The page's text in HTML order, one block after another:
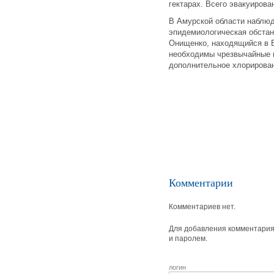
гектарах. Всего
В Амурской области
эпидемиологическая
Онищенко, находящийся в
необходимы
дополнительное
Комментарии
Комментариев нет.
Для добавления
и паролем.
логин